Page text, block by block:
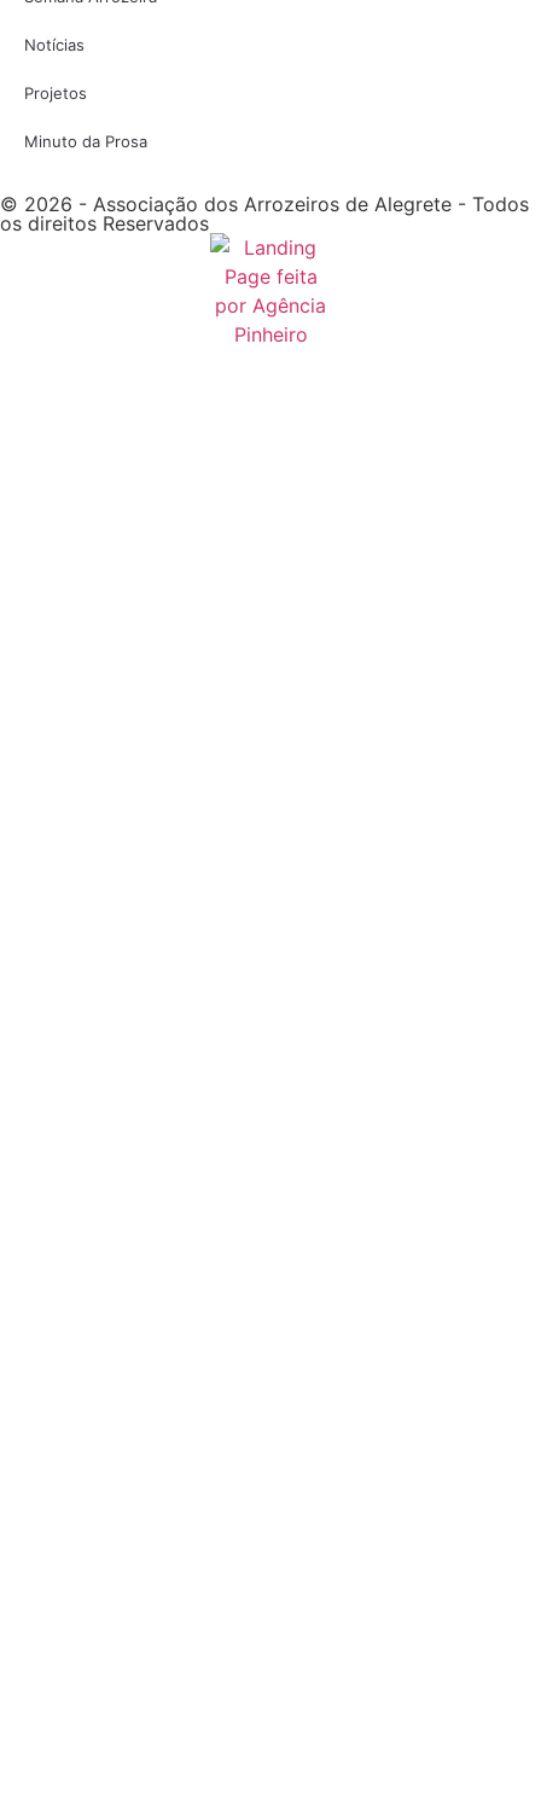
Notícias
Projetos
Minuto da Prosa
© 2026 - Associação dos Arrozeiros de Alegrete - Todos
os direitos Reservados